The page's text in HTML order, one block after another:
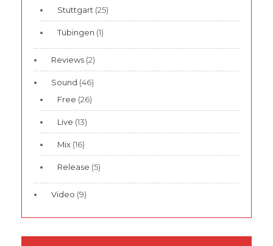
Stuttgart (25)
Tübingen (1)
Reviews (2)
Sound (46)
Free (26)
Live (13)
Mix (16)
Release (5)
Video (9)